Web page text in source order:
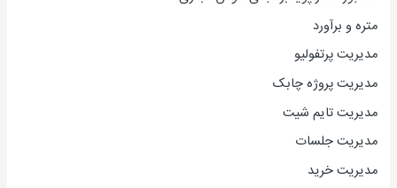
متره و برآورد
مدیریت پرتفولیو
مدیریت پروژه چابک
مدیریت تایم شیت
مدیریت جلسات
مدیریت خرید